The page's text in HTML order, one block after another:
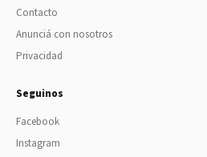
Contacto
Anunciá con nosotros
Privacidad
Seguinos
Facebook
Instagram